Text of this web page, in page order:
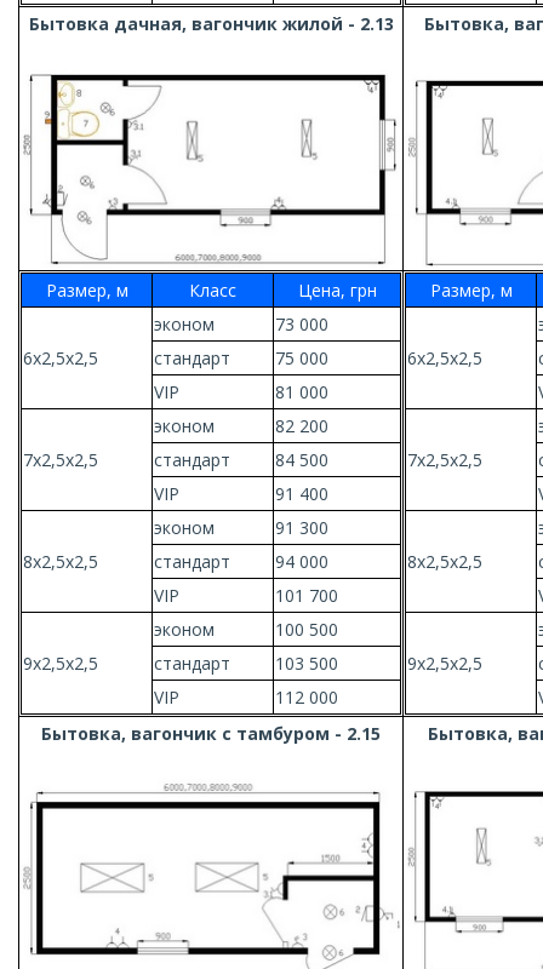
Бытовка дачная, вагончик жилой - 2.13
Бытовка,
Размер, м Класс Цена, грн
6х2,5х2,5
эконом
73 000
стандарт
75 000
VIP
81 000
7х2,5х2,5
эконом
82 200
стандарт
84 500
VIP
91 400
8х2,5х2,5
эконом
91 300
стандарт
94 000
VIP
101 700
9х2,5х2,5
эконом
100 500
стандарт
103 500
VIP
112 000
Размер, м
6х2,5х2,5
7х2,5х2,5
8х2,5х2,5
9х2,5х2,5
Бытовка, вагончик с тамбуром - 2.15
Бытовка,